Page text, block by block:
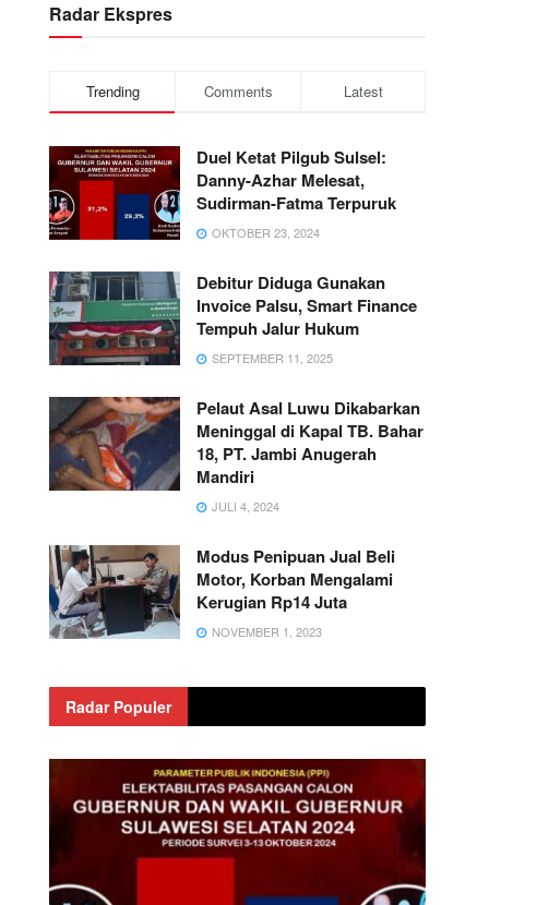
Radar Ekspres
Trending Comments Latest
Duel Ketat Pilgub Sulsel:
Danny-Azhar Melesat,
Sudirman-Fatma Terpuruk
OKTOBER 23, 2024
Debitur Diduga Gunakan
Invoice Palsu, Smart Finance
Tempuh Jalur Hukum
SEPTEMBER 11, 2025
Pelaut Asal Luwu Dikabarkan
Meninggal di Kapal TB. Bahar
18, PT. Jambi Anugerah
Mandiri
JULI 4, 2024
Modus Penipuan Jual Beli
Motor, Korban Mengalami
Kerugian Rp14 Juta
NOVEMBER 1, 2023
Radar Populer